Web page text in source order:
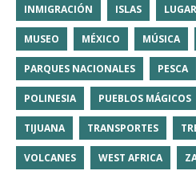
INMIGRACIÓN ISLAS
MUSEO MÉXICO MÚSICA
PARQUES NACIONALES PESCA
POLINESIA PUEBLOS MÁGICOS
TIJUANA TRANSPORTES
VOLCANES WEST AFRICA